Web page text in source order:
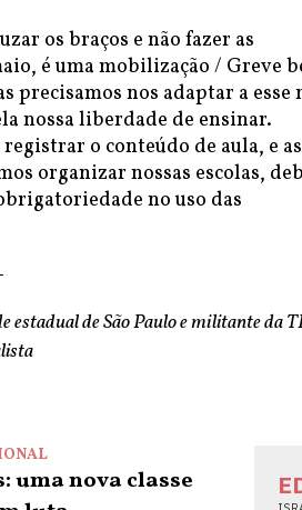
os braços e não fazer as
é uma mobilização / Greve
precisamos nos adaptar a esse
nossa liberdade de ensinar.
o conteúdo de aula, e as
organizar nossas escolas,
no uso das
estadual de São Paulo e militante da
uma nova classe